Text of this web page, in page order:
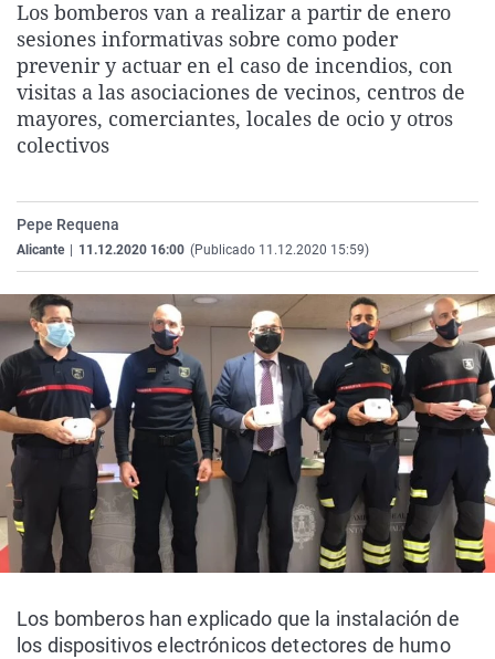
La rosa de los vientos
Gente viajera
Como el perro y el
Caso
Retornados
Equipo de
Operación Viuda
Extremadura
Galicia
La Rioja
Virales
Televisión
Elecciones
Los bomberos van a realizar a partir de enero
sesiones informativas sobre como poder
prevenir y actuar en el caso de incendios, con
visitas a las asociaciones de vecinos, centros de
mayores, comerciantes, locales de ocio y otros
colectivos
Pepe Requena
Alicante 11.12.2020 16:00 (Publicado 11.12.2020 15:59)
Los bomberos han explicado que la instalación de
los dispositivos electrónicos detectores de humo